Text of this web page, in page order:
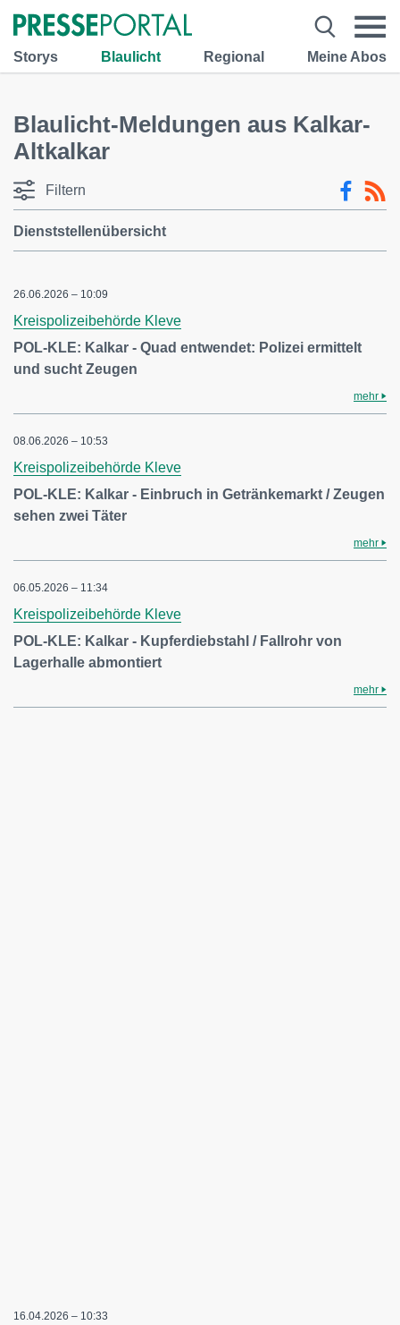
Storys Blaulicht Regional Meine Abos
Blaulicht-Meldungen aus Kalkar-
Altkalkar
Filtern
Dienststellenübersicht
26.06.2026 – 10:09
Kreispolizeibehörde Kleve
POL-KLE: Kalkar - Quad entwendet: Polizei ermittelt
und sucht Zeugen
mehr
08.06.2026 – 10:53
Kreispolizeibehörde Kleve
POL-KLE: Kalkar - Einbruch in Getränkemarkt / Zeugen
sehen zwei Täter
mehr
06.05.2026 – 11:34
Kreispolizeibehörde Kleve
POL-KLE: Kalkar - Kupferdiebstahl / Fallrohr von
Lagerhalle abmontiert
mehr
16.04.2026 – 10:33